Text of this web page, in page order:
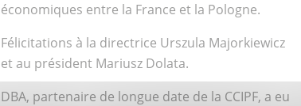
économiques entre la France et la Pologne.
Félicitations à la directrice Urszula Majorkiewicz
et au président Mariusz Dolata.
DBA, partenaire de longue date de la CCIPF, a eu